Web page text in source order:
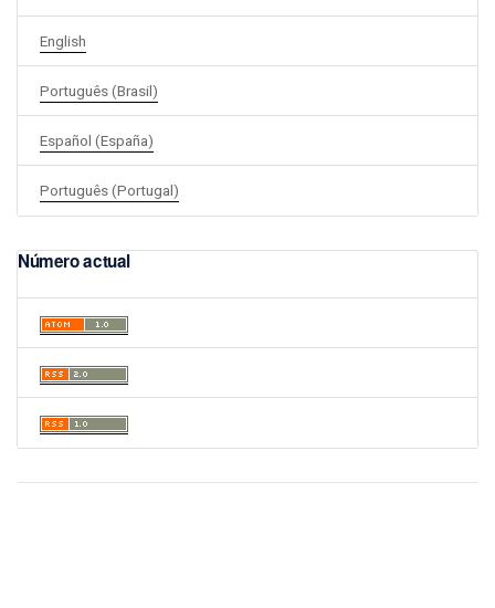
English
Português (Brasil)
Español (España)
Português (Portugal)
Número actual